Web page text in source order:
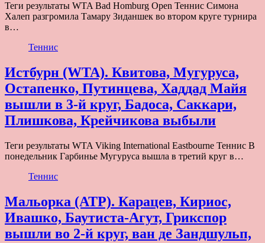
Теги результаты WTA Bad Homburg Open Теннис Симона
Халеп разгромила Тамару Зиданшек во втором круге турнира
в…
Теннис
Истбурн (WTA). Квитова, Мугуруса,
Остапенко, Путинцева, Хаддад Майя
вышли в 3-й круг, Бадоса, Саккари,
Плишкова, Крейчикова выбыли
Теги результаты WTA Viking International Eastbourne Теннис В
понедельник Гарбинье Мугуруса вышла в третий круг в…
Теннис
Мальорка (ATP). Карацев, Кириос,
Ивашко, Баутиста-Агут, Грикспор
вышли во 2-й круг, ван де Зандшульп,